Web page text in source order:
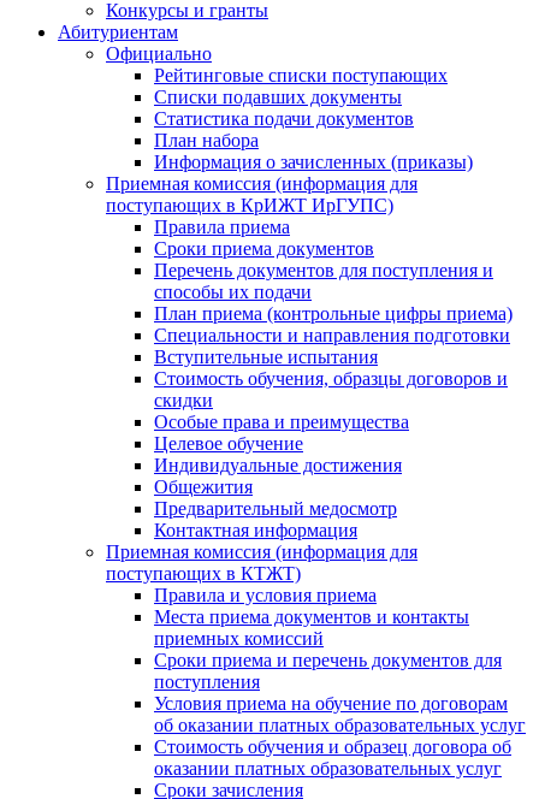
Конкурсы и гранты
Абитуриентам
Официально
Рейтинговые списки поступающих
Списки подавших документы
Статистика подачи документов
План набора
Информация о зачисленных (приказы)
Приемная комиссия (информация для
поступающих в КрИЖТ ИрГУПС)
Правила приема
Сроки приема документов
Перечень документов для поступления и
способы их подачи
План приема (контрольные цифры приема)
Специальности и направления подготовки
Вступительные испытания
Стоимость обучения, образцы договоров и
скидки
Особые права и преимущества
Целевое обучение
Индивидуальные достижения
Общежития
Предварительный медосмотр
Контактная информация
Приемная комиссия (информация для
поступающих в КТЖТ)
Правила и условия приема
Места приема документов и контакты
приемных комиссий
Сроки приема и перечень документов для
поступления
Условия приема на обучение по договорам
об оказании платных образовательных услуг
Стоимость обучения и образец договора об
оказании платных образовательных услуг
Сроки зачисления